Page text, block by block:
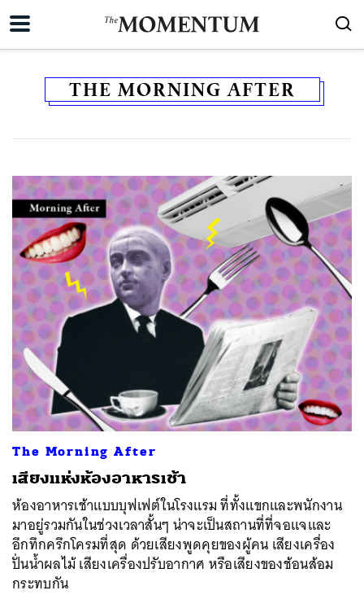
THE MORNING AFTER
The Morning After
เสียงแห่งห้องอาหารเช้า
ห้องอาหารเช้าแบบบุฟเฟต์ในโรงแรม ที่ทั้งแขกและพนักงาน
มาอยู่รวมกันในช่วงเวลาสั้นๆ น่าจะเป็นสถานที่ที่จอแจและ
อึกทึกครึกโครมที่สุด ด้วยเสียงพูดคุยของผู้คน เสียงเครื่อง
ปั่นน้ำผลไม้ เสียงเครื่องปรับอากาศ หรือเสียงของช้อนส้อม
กระทบกัน